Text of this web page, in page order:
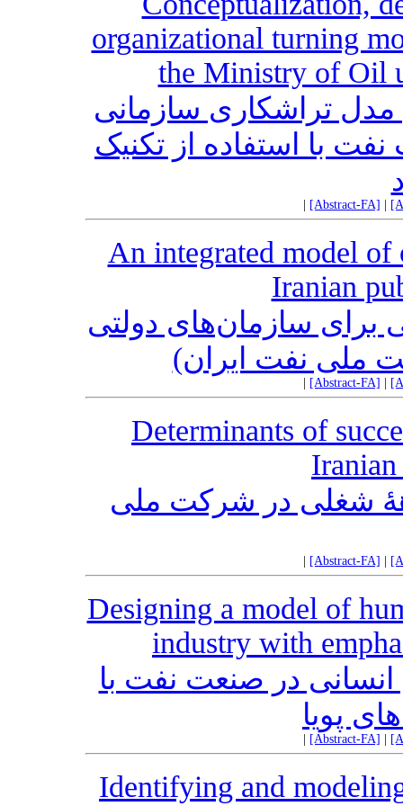
organizational turning
the Ministry of Oil
تراشکاری سازمانی
با استفاده از تکنیک
[Abstract-FA]
An integrated model
Iranian
برای سازمان‌های دولتی
ملی نفت ایران)
[Abstract-FA]
Determinants of
شغلی در شرکت ملی
[Abstract-FA]
Designing a model of
industry with
انسانی در صنعت نفت با
پویا
[Abstract-FA]
Identifying and